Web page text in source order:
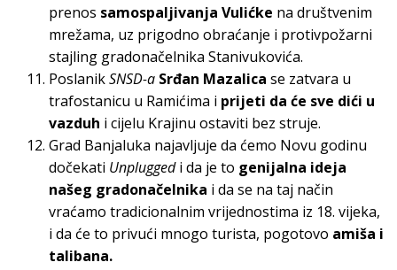
prenos samospaljivanja Vulićke na društvenim
mrežama, uz prigodno obraćanje i protivpožarni
stajling gradonačelnika Stanivukovića.
PoslanikSNSD-a Srđan Mazalica se zatvara u
trafostanicu u Ramićima i prijeti da će sve dići u
vazduh i cijelu Krajinu ostaviti bez struje.
Grad Banjaluka najavljuje da ćemo Novu godinu
dočekati Unpluggedi da je to genijalna ideja
našeg gradonačelnika i da se na taj način
vraćamo tradicionalnim vrijednostima iz 18. vijeka,
i da će to privući mnogo turista, pogotovo amiša i
talibana.